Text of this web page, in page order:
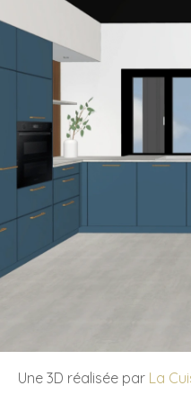
Une 3D réalisée par La